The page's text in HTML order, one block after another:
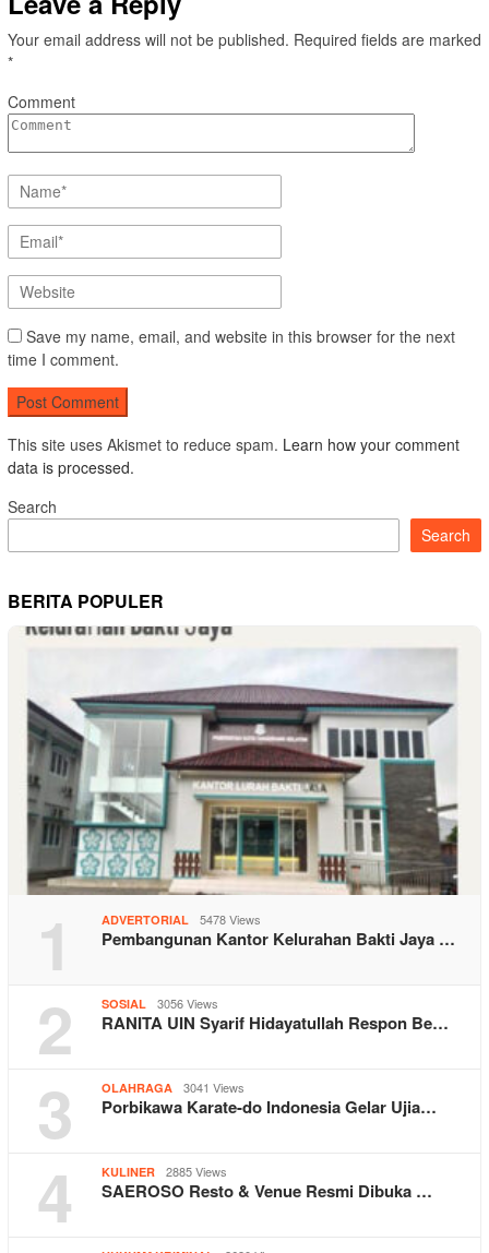
Your email address will not be published. Required fields are marked
*
Comment
Save my name, email, and website in this browser for the next
time I comment.
This site uses Akismet to reduce spam. Learn how your comment
data is processed.
Search
Search
BERITA POPULER
1 ADVERTORIAL 5478 Views
Pembangunan Kantor Kelurahan Bakti Jaya …
2 SOSIAL 3056 Views
RANITA UIN Syarif Hidayatullah Respon Be…
3 OLAHRAGA 3041 Views
Porbikawa Karate-do Indonesia Gelar Ujia…
4 KULINER 2885 Views
SAEROSO Resto & Venue Resmi Dibuka …